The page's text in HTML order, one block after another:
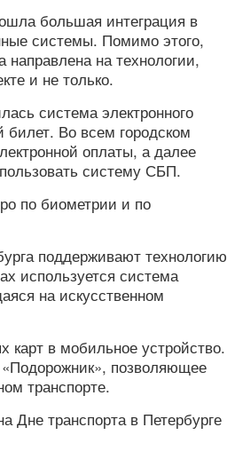
большая интеграция в
системы. Помимо этого,
на технологии,
и не только.
система электронного
билет. Во всем городском
оплаты, а далее
систему СБП.
по биометрии и по
поддерживают технологию
используется система
на искусственном
карт в мобильное устройство.
позволяющее
транспорте.
Дне транспорта в Петербурге